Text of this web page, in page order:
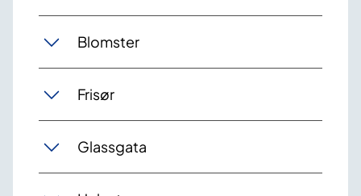
Blomster
Frisør
Glassgata